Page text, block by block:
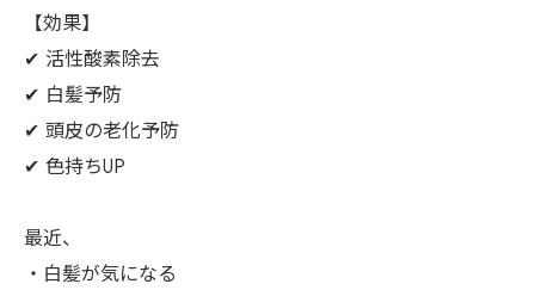
【効果】
✔︎ 活性酸素除去
✔︎ 白髪予防
✔︎ 頭皮の老化予防
✔︎ 色持ちUP
最近、
・白髪が気になる